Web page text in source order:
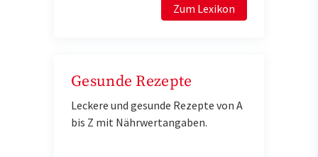
Zum Lexikon
Gesunde Rezepte
Leckere und gesunde Rezepte von A
bis Z mit Nährwertangaben.